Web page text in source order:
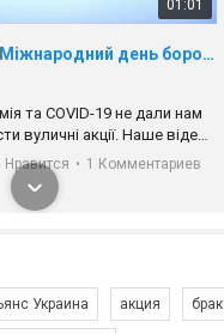
01:01
17 травня IDAHO. Міжнародний день боротьби з гомофобією трансфобією і біфобія.
та COVІD-19 не дали нам
вуличні акції. Наше відео-
навіть коли ми у різних
зустрінеться, ми разом. Ми
цінності рівності та
до нас. Регіональні
областях України.
Нравится • 1 Комментариев
Украина акция брак